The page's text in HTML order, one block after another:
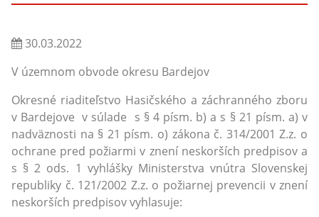
30.03.2022
V územnom obvode okresu Bardejov
Okresné riaditeľstvo Hasičského a záchranného zboru
v Bardejove v súlade s § 4 písm. b) a s § 21 písm. a) v
nadväznosti na § 21 písm. o) zákona č. 314/2001 Z.z. o
ochrane pred požiarmi v znení neskorších predpisov a
s § 2 ods. 1 vyhlášky Ministerstva vnútra Slovenskej
republiky č. 121/2002 Z.z. o požiarnej prevencii v znení
neskorších predpisov vyhlasuje: